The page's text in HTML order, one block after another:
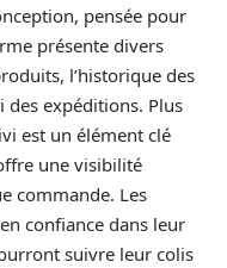
pensée pour
présente divers
l’historique des
des expéditions. Plus
est un élément clé
une visibilité
commande. Les
confiance dans leur
suivre leur colis